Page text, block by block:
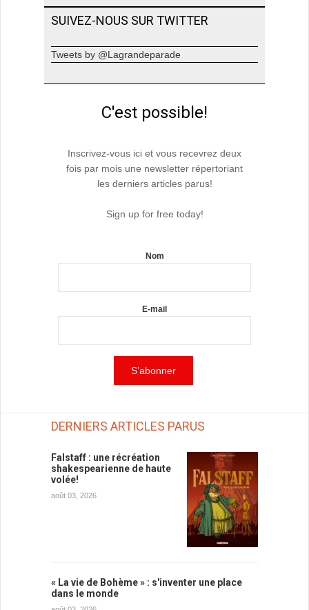
SUIVEZ-NOUS SUR TWITTER
Tweets by @Lagrandeparade
C'est possible!
Inscrivez-vous ici et vous recevrez deux
fois par mois une newsletter répertoriant
les derniers articles parus!
Sign up for free today!
Nom
E-mail
DERNIERS ARTICLES PARUS
Falstaff : une récréation
shakespearienne de haute
volée!
août 03, 2026
« La vie de Bohème » : s'inventer une place
dans le monde